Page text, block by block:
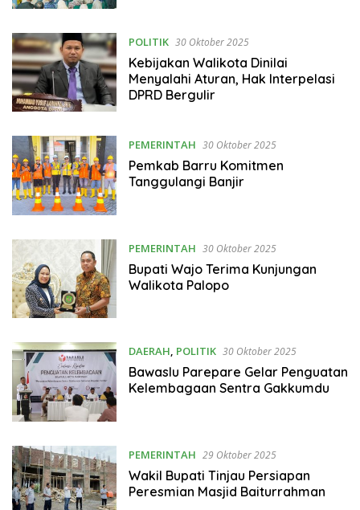
POLITIK 30 Oktober 2025
Kebijakan Walikota Dinilai
Menyalahi Aturan, Hak Interpelasi
DPRD Bergulir
PEMERINTAH 30 Oktober 2025
Pemkab Barru Komitmen
Tanggulangi Banjir
PEMERINTAH 30 Oktober 2025
Bupati Wajo Terima Kunjungan
Walikota Palopo
DAERAH, POLITIK 30 Oktober 2025
Bawaslu Parepare Gelar Penguatan
Kelembagaan Sentra Gakkumdu
PEMERINTAH 29 Oktober 2025
Wakil Bupati Tinjau Persiapan
Peresmian Masjid Baiturrahman